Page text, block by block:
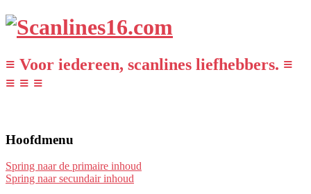
≡ Voor iedereen, scanlines liefhebbers. ≡
≡ ≡ ≡
Hoofdmenu
Spring naar de primaire inhoud
Spring naar secundair inhoud